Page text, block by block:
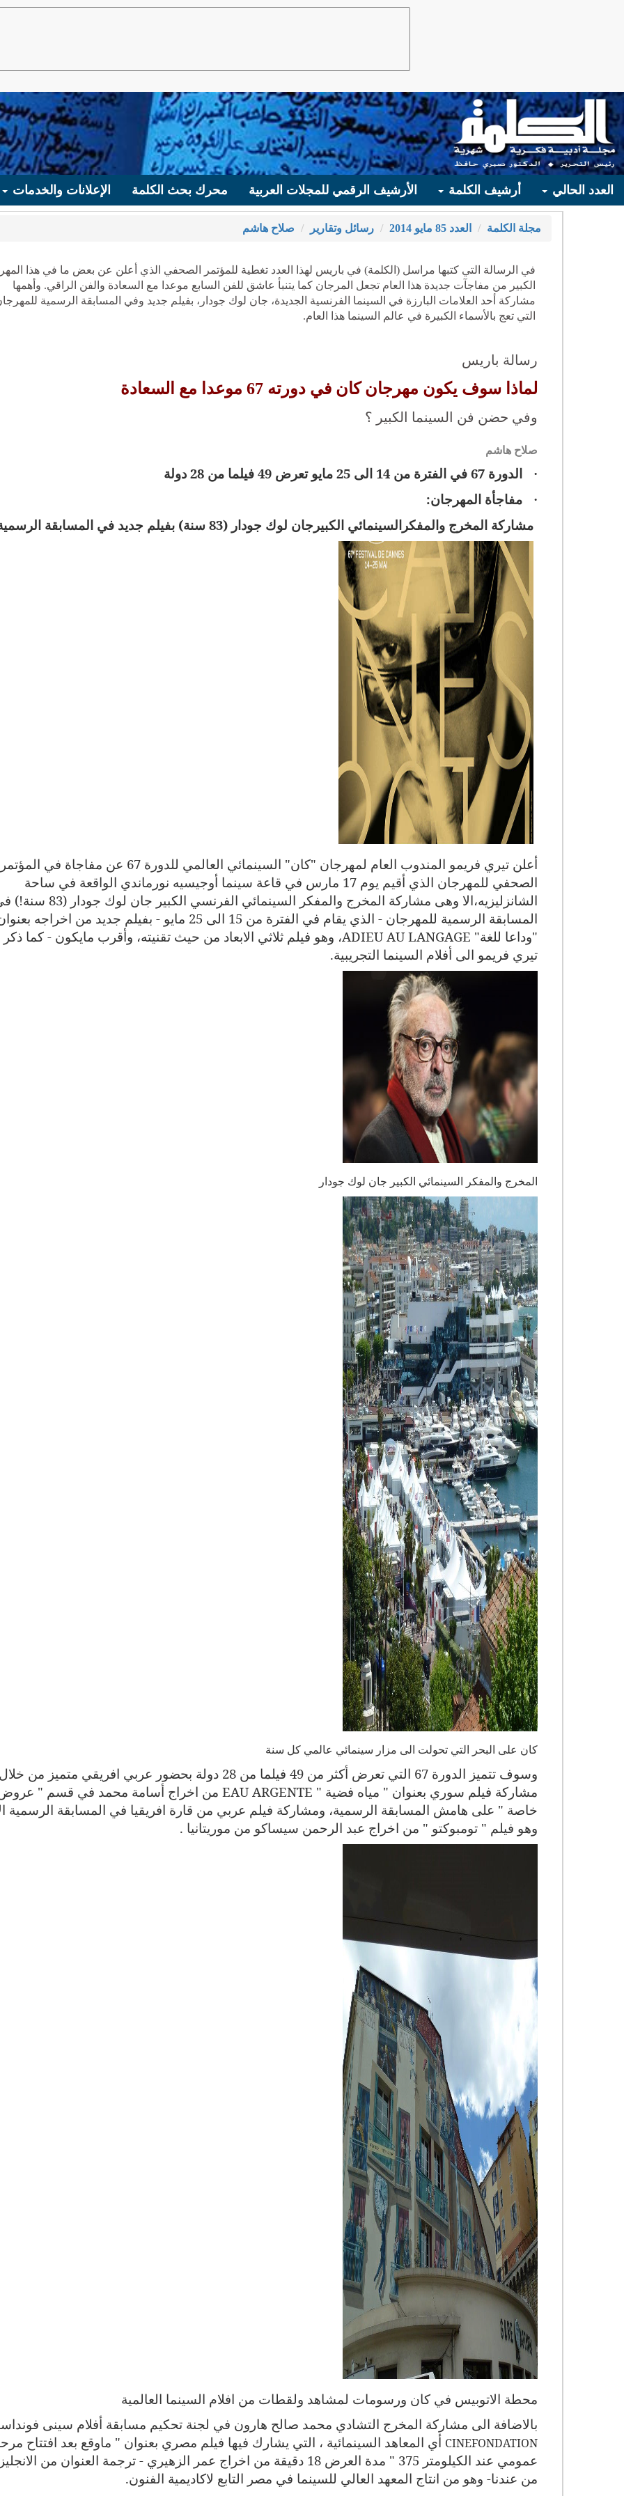
العدد الحالي أرشيف الكلمة الأرشيف الرقمي للمجلات العربية محرك بحث الكلمة الإعلانات والخدمات
مجلة الكلمة العدد 85 مايو 2014 رسائل وتقارير صلاح هاشم
في الرسالة التي كتبها مراسل (الكلمة) في باريس لهذا العدد تغطية للمؤتمر الصحفي الذي أعلن عن بعض ما في هذا
الكبير من مفاجآت جديدة هذا العام تجعل المرجان كما يتنبأ عاشق للفن السابع موعدا مع السعادة والفن الراقي. وأهمها
مشاركة أحد العلامات البارزة في السينما الفرنسية الجديدة، جان لوك جودار، بفيلم جديد وفي المسابقة الرسمية
التي تعج بالأسماء الكبيرة في عالم السينما هذا العام.
رسالة باريس
لماذا سوف يكون مهرجان كان في دورته 67 موعدا مع السعادة
وفي حضن فن السينما الكبير ؟
صلاح هاشم
· الدورة 67 في الفترة من 14 الى 25 مايو تعرض 49 فيلما من 28 دولة
·
مفاجأة المهرجان:
مشاركة المخرج والمفكرالسينمائي الكبيرجان لوك جودار (83 سنة) بفيلم جديد في المسابقة الرسمية !..
أعلن تيري فريمو المندوب العام لمهرجان "كان" السينمائي العالمي للدورة 67 عن مفاجاة في المؤتمر
الصحفي للمهرجان الذي أقيم يوم 17 مارس في قاعة سينما أوجيسيه نورماندي الواقعة في ساحة
الشانزليزيه،الا وهى مشاركة المخرج والمفكر السينمائي الفرنسي الكبير جان لوك
المسابقة الرسمية للمهرجان - الذي يقام في الفترة من 15 الى 25 مايو - بفيلم جديد من اخراجه
"وداعا للغة" ADIEU AU LANGAGE، وهو فيلم ثلاثي الابعاد من حيث تقنيته، وأقرب مايكون - كما ذكر
تيري فريمو الى أفلام السينما التجريبية.
المخرج والمفكر السينمائي الكبير جان لوك جودار
كان على البحر التي تحولت الى مزار سينمائي عالمي كل سنة
وسوف تتميز الدورة 67 التي تعرض أكثر من 49 فيلما من 28 دولة بحضور عربي افريقي متميز من خلال
مشاركة فيلم سوري بعنوان " مياه فضية " EAU ARGENTE من اخراج أسامة محمد في قسم "
خاصة " على هامش المسابقة الرسمية، ومشاركة فيلم عربي من قارة افريقيا في المسابقة الرسمية
وهو فيلم " تومبوكتو " من اخراج عبد الرحمن سيساكو من موريتانيا .
محطة الاتوبيس في كان ورسومات لمشاهد ولقطات من افلام السينما العالمية
بالاضافة الى مشاركة المخرج التشادي محمد صالح هارون في لجنة تحكيم مسابقة أفلام سينى
CINEFONDATION أي المعاهد السينمائية ، التي يشارك فيها فيلم مصري بعنوان " ماوقع بعد افتتاح
عمومي عند الكيلومتر 375 " مدة العرض 18 دقيقة من اخراج عمر الزهيري - ترجمة العنوان من
من عندنا- وهو من انتاج المعهد العالي للسينما في مصر التابع لاكاديمية الفنون.